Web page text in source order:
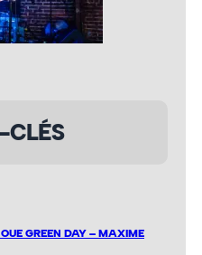
CLÉS
GREEN DAY – MAXIME